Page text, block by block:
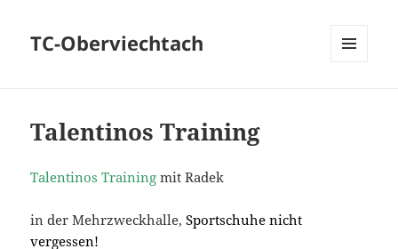
TC-Oberviechtach
Talentinos Training
Talentinos Training mit Radek
in der Mehrzweckhalle, Sportschuhe nicht
vergessen!